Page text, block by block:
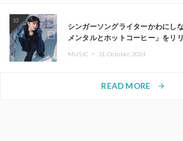
10
シンガーソングライターかわにし
メンタルとホットコーヒー」をリ
MUSIC ・ 31.October.2024
READ MORE arrow_forward